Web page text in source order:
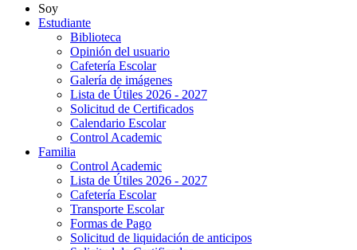
Soy
Estudiante
Biblioteca
Opinión del usuario
Cafetería Escolar
Galería de imágenes
Lista de Útiles 2026 - 2027
Solicitud de Certificados
Calendario Escolar
Control Academic
Familia
Control Academic
Lista de Útiles 2026 - 2027
Cafetería Escolar
Transporte Escolar
Formas de Pago
Solicitud de liquidación de anticipos